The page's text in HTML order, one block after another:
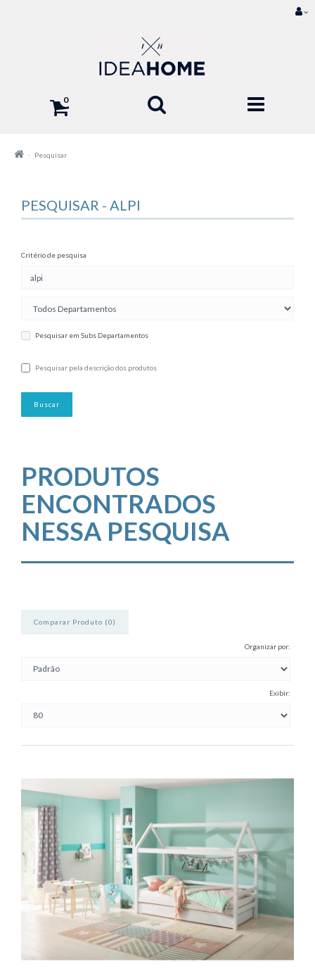
0
Pesquisar
PESQUISAR - ALPI
Critério de pesquisa
Pesquisar em Subs Departamentos
Pesquisar pela descrição dos produtos
PRODUTOS
ENCONTRADOS
NESSA PESQUISA
Comparar Produto (0)
Organizar por:
Exibir: